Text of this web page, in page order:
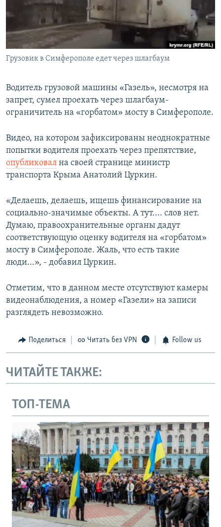
ПОБЕДИТЕЛЕЙ НЕ СУДЯТ?
КРЫМ.НЕПОКОРЕННЫЙ
ELIFBE
УКРАИНСКАЯ ПРОБЛЕМА КРЫМА
ПРИСОЕДИНЯЙТЕСЬ!
Грузовик в Симферополе едет через шлагбаум
Водитель грузовой машины «Газель», несмотря на
запрет, сумел проехать через шлагбаум-
ограничитель на «горбатом» мосту в Симферополе.
Видео, на котором зафиксированы неоднократные
попытки водителя проехать через препятствие,
опубликовал на своей странице министр
транспорта Крыма Анатолий Цуркин.
«Делаешь, делаешь, ищешь финансирование на
социально-значимые объекты. А тут.... слов нет.
Думаю, правоохранительные органы дадут
соответствующую оценку водителя на «горбатом»
мосту в Симферополе. Жаль, что есть такие
люди...», - добавил Цуркин.
Отметим, что в данном месте отсутствуют камеры
видеонаблюдения, а номер «Газели» на записи
разглядеть невозможно.
Поделиться Читать без VPN Follow us
ЧИТАЙТЕ ТАКЖЕ:
ТОП-ТЕМА